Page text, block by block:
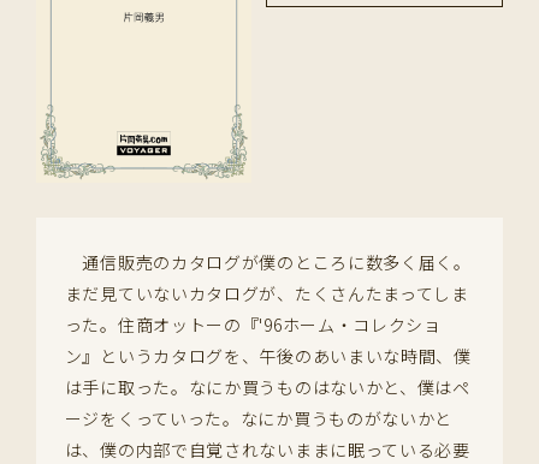
通信販売のカタログが僕のところに数多く届く。
まだ見ていないカタログが、たくさんたまってしま
った。住商オットーの『'96ホーム・コレクショ
ン』というカタログを、午後のあいまいな時間、僕
は手に取った。なにか買うものはないかと、僕はペ
ージをくっていった。なにか買うものがないかと
は、僕の内部で自覚されないままに眠っている必要